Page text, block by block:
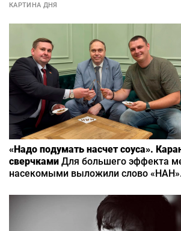
КАРТИНА ДНЯ
«Надо подумать насчет соуса».
сверчками Для большего эффекта
насекомыми выложили слово